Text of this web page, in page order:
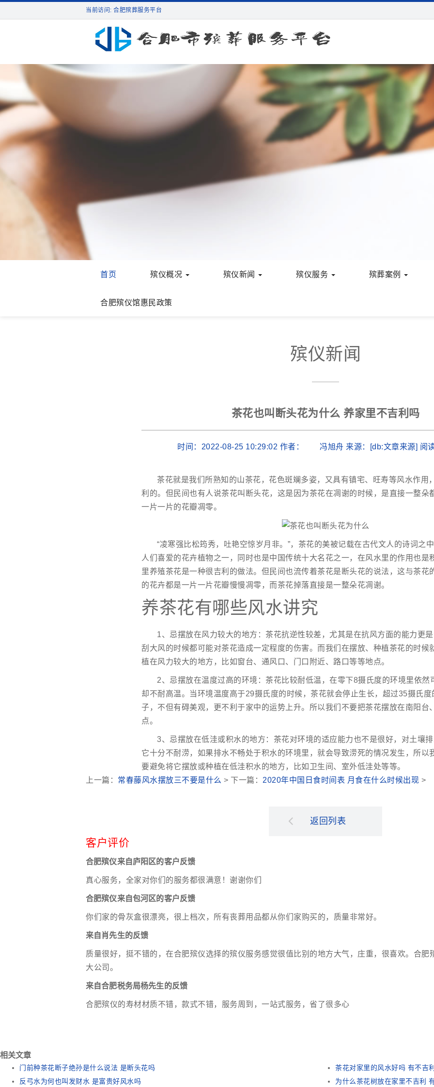
当前访问: 合肥殡葬服务平台
首页 殡仪概况 殡仪新闻 殡仪服务 殡葬案例
合肥殡仪馆惠民政策
殡仪新闻
茶花也叫断头花为什么 养家里不吉利吗
时间：2022-08-25 10:29:02 作者： 冯旭舟 来源：[db:文章来源] 阅
茶花就是我们所熟知的山茶花，花色斑斓多姿，又具有镇宅、旺寿等风水作用
利的。但民间也有人说茶花叫断头花，这是因为茶花在凋谢的时候，是直接一整朵
一片一片的花瓣凋零。
“凌寒强比松筠秀，吐艳空惊岁月非。”，茶花的美被记载在古代文人的诗词之
人们喜爱的花卉植物之一，同时也是中国传统十大名花之一，在风水里的作用也是
里养殖茶花是一种很吉利的做法。但民间也流传着茶花是断头花的说法，这与茶花
的花卉都是一片一片花瓣慢慢凋零，而茶花掉落直接是一整朵花凋谢。
养茶花有哪些风水讲究
1、忌摆放在风力较大的地方：茶花抗逆性较差，尤其是在抗风方面的能力更
刮大风的时候都可能对茶花造成一定程度的伤害。而我们在摆放、种植茶花的时候
植在风力较大的地方，比如窗台、通风口、门口附近、路口等等地点。
2、忌摆放在温度过高的环境：茶花比较耐低温，在零下8摄氏度的环境里依然
却不耐高温。当环境温度高于29摄氏度的时候，茶花就会停止生长，超过35摄氏
子，不但有碍美观，更不利于家中的运势上升。所以我们不要把茶花摆放在南阳台
点。
3、忌摆放在低洼或积水的地方：茶花对环境的适应能力也不是很好，对土壤
它十分不耐涝，如果排水不畅处于积水的环境里，就会导致涝死的情况发生，所以
要避免将它摆放或种植在低洼积水的地方，比如卫生间、室外低洼处等等。
上一篇： 常春藤风水摆放三不要是什么 > 下一篇： 2020年中国日食时间表 月食在什么时候出现 >
返回列表
客户评价
合肥殡仪来自庐阳区的客户反馈
真心服务，全家对你们的服务都很满意！谢谢你们
合肥殡仪来自包河区的客户反馈
你们家的骨灰盒很漂亮，很上档次，所有丧葬用品都从你们家购买的，质量非常好。
来自肖先生的反馈
质量很好，挺不错的，在合肥殡仪选择的殡仪服务感觉很值比别的地方大气，庄重，很喜欢。合
大公司。
来自合肥税务局杨先生的反馈
合肥殡仪的寿材材质不错，款式不错，服务周到，一站式服务，省了很多心
相关文章
门前种茶花断子绝孙是什么说法 是断头花吗
茶花对家里的风水好吗 有不吉
反弓水为何也叫发财水 是富贵好风水吗
为什么茶花树放在家里不吉利